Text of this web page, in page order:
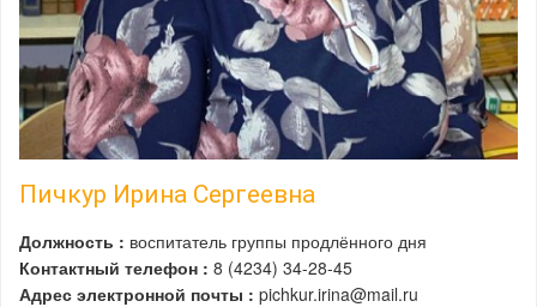
Пичкур Ирина Сергеевна
Должность : воспитатель группы продлённого дня
Контактный телефон : 8 (4234) 34-28-45
Адрес электронной почты : pichkur.irina@mail.ru